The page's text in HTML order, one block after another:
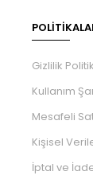
Gizlilik
Kullanım
Mesafeli
Kişisel
İptal ve